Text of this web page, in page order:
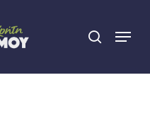
search
Menu
Close